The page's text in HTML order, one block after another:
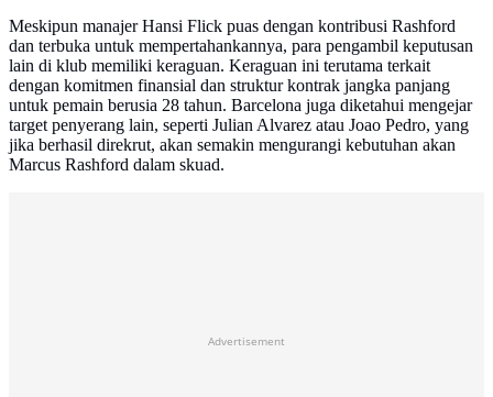
Meskipun manajer Hansi Flick puas dengan kontribusi Rashford
dan terbuka untuk mempertahankannya, para pengambil keputusan
lain di klub memiliki keraguan. Keraguan ini terutama terkait
dengan komitmen finansial dan struktur kontrak jangka panjang
untuk pemain berusia 28 tahun. Barcelona juga diketahui mengejar
target penyerang lain, seperti Julian Alvarez atau Joao Pedro, yang
jika berhasil direkrut, akan semakin mengurangi kebutuhan akan
Marcus Rashford dalam skuad.
Advertisement